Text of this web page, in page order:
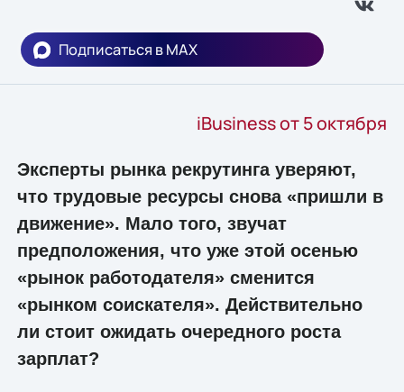
Подписаться в MAX
iBusiness от 5 октября
Эксперты рынка рекрутинга уверяют,
что трудовые ресурсы снова «пришли в
движение». Мало того, звучат
предположения, что уже этой осенью
«рынок работодателя» сменится
«рынком соискателя». Действительно
ли стоит ожидать очередного роста
зарплат?